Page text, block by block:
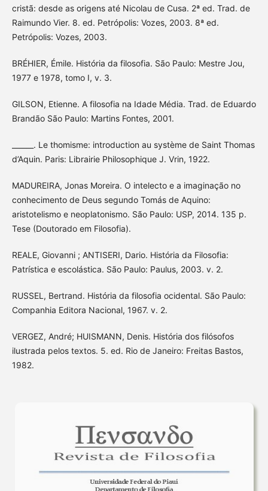
cristã: desde as origens até Nicolau de Cusa. 2ª ed. Trad. de
Raimundo Vier. 8. ed. Petrópolis: Vozes, 2003. 8ª ed.
Petrópolis: Vozes, 2003.
BRÉHIER, Émile. História da filosofia. São Paulo: Mestre Jou,
1977 e 1978, tomo I, v. 3.
GILSON, Etienne. A filosofia na Idade Média. Trad. de Eduardo
Brandão São Paulo: Martins Fontes, 2001.
______. Le thomisme: introduction au système de Saint Thomas
d’Aquin. Paris: Librairie Philosophique J. Vrin, 1922.
MADUREIRA, Jonas Moreira. O intelecto e a imaginação no
conhecimento de Deus segundo Tomás de Aquino:
aristotelismo e neoplatonismo. São Paulo: USP, 2014. 135 p.
Tese (Doutorado em Filosofia).
REALE, Giovanni ; ANTISERI, Dario. História da Filosofia:
Patrística e escolástica. São Paulo: Paulus, 2003. v. 2.
RUSSEL, Bertrand. História da filosofia ocidental. São Paulo:
Companhia Editora Nacional, 1967. v. 2.
VERGEZ, André; HUISMANN, Denis. História dos filósofos
ilustrada pelos textos. 5. ed. Rio de Janeiro: Freitas Bastos,
1982.